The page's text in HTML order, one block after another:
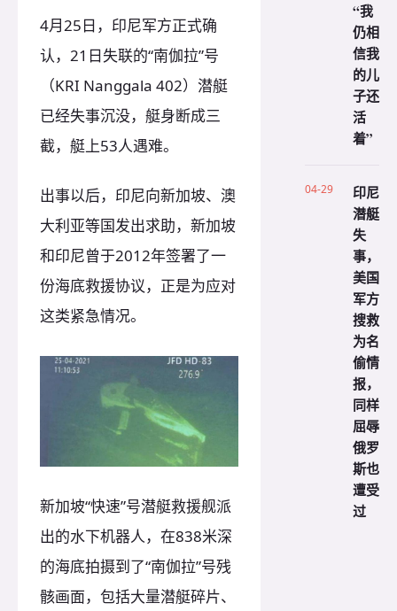
4月25日，印尼军方正式确
认，21日失联的“南伽拉”号
（KRI Nanggala 402）潜艇
已经失事沉没，艇身断成三
截，艇上53人遇难。
出事以后，印尼向新加坡、澳
大利亚等国发出求助，新加坡
和印尼曾于2012年签署了一
份海底救援协议，正是为应对
这类紧急情况。
新加坡“快速”号潜艇救援舰派
出的水下机器人，在838米深
的海底拍摄到了“南伽拉”号残
骸画面，包括大量潜艇碎片、
“我
仍相
信我
的儿
子还
活
着”
04-29
印尼
潜艇
失
事，
美国
军方
搜救
为名
偷情
报，
同样
屈辱
俄罗
斯也
遭受
过